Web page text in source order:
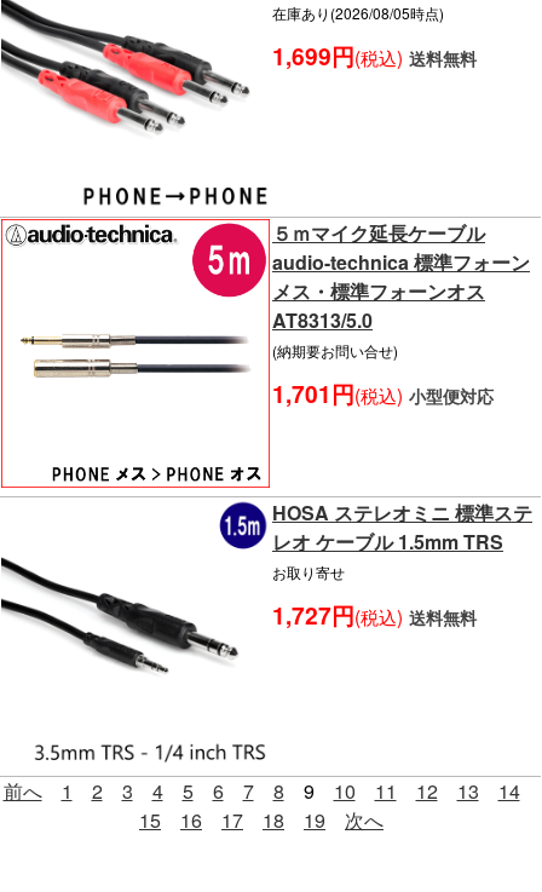
在庫あり(2026/08/05時点)
1,699円(税込) 送料無料
５ｍマイク延長ケーブル
audio-technica 標準フォーン
メス・標準フォーンオス
AT8313/5.0
(納期要お問い合せ)
1,701円(税込) 小型便対応
HOSA ステレオミニ 標準ステ
レオ ケーブル 1.5mm TRS
お取り寄せ
1,727円(税込) 送料無料
前へ 1 2 3 4 5 6 7 8 9 10 11 12 13
14
15
16 17 18 19 次へ